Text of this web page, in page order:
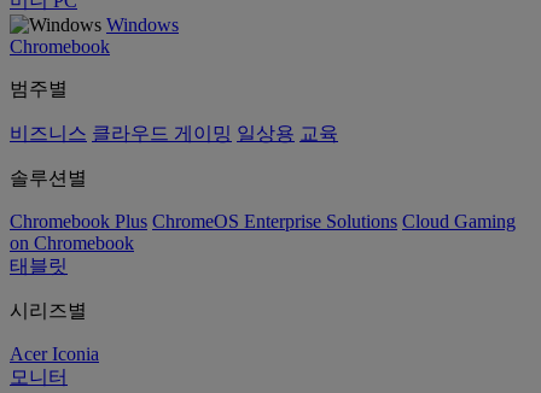
Windows
Chromebook
범주별
비즈니스 클라우드 게이밍 일상용 교육
솔루션별
Chromebook Plus ChromeOS Enterprise Solutions Cloud Gaming
on Chromebook
태블릿
시리즈별
Acer Iconia
모니터